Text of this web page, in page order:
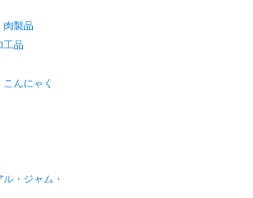
肉製品
工品
んにゃく
・ジャム・